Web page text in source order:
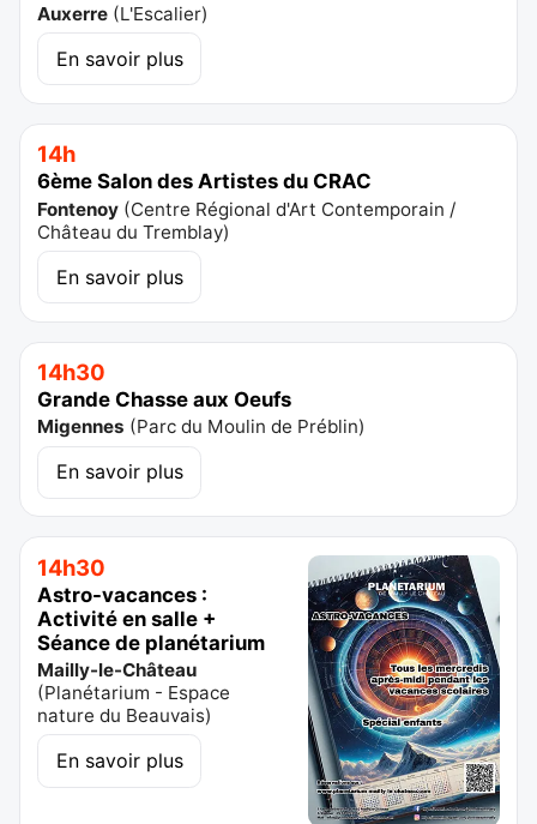
Auxerre (L'Escalier)
En savoir plus
14h
6ème Salon des Artistes du CRAC
Fontenoy (Centre Régional d'Art Contemporain /
Château du Tremblay)
En savoir plus
14h30
Grande Chasse aux Oeufs
Migennes (Parc du Moulin de Préblin)
En savoir plus
14h30
Astro-vacances :
Activité en salle +
Séance de planétarium
Mailly-le-Château
(Planétarium - Espace
nature du Beauvais)
En savoir plus